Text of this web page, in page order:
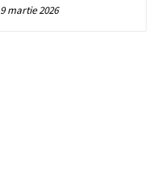
9 martie 2026